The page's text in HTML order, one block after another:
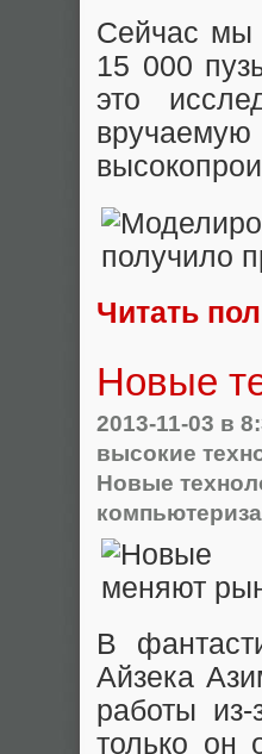
Сейчас мы
15 000
это
Читать
Новые
2013-11-03 в
высокие
Новые
В
Айзека
работы
только он